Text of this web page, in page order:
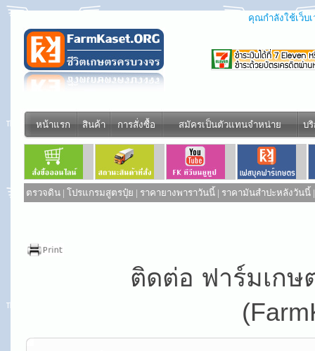
คุณกำลังใช้เว็บ
หน้าแรก สินค้า การสั่งซื้อ สมัครเป็นตัวแทนจำหน่าย บ
ตรวจดิน | โปรแกรมสูตรปุ๋ย | ราคายางพาราวันนี้ | ราคามันสำปะหลังวันนี้
ติดต่อ ฟาร์มเกษ